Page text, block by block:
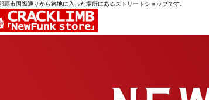
覇市国際通りから路地に入った場所にあるストリートショップです。